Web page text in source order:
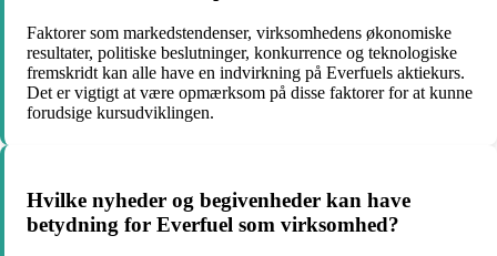
Faktorer som markedstendenser, virksomhedens økonomiske
resultater, politiske beslutninger, konkurrence og teknologiske
fremskridt kan alle have en indvirkning på Everfuels aktiekurs.
Det er vigtigt at være opmærksom på disse faktorer for at kunne
forudsige kursudviklingen.
Hvilke nyheder og begivenheder kan have
betydning for Everfuel som virksomhed?